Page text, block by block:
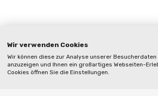
Wir verwenden Cookies
Wir können diese zur Analyse unserer
anzuzeigen und Ihnen ein großartiges Webseiten-
Cookies öffnen Sie die Einstellungen.